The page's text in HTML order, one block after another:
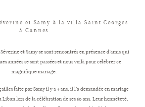
et Samy à la villa Saint Georges
à Cannes
et Samy se sont rencontrés en présence d’amis qui
années se sont passées et nous voilà pour célébrer ce
magnifique mariage.
faite par Samy il y a 4 ans, il l’a demandée en mariage
Liban lors de la célébration de ses 50 ans. Leur honnêteté,